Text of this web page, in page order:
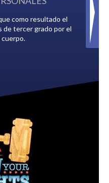
Pagado por múltiples
debían a la Ciudad